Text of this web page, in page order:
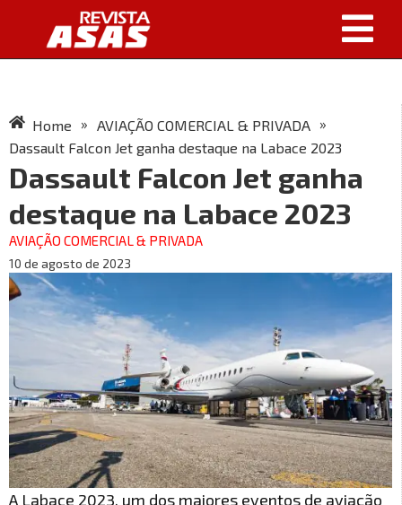
Home » AVIAÇÃO COMERCIAL & PRIVADA »
Dassault Falcon Jet ganha destaque na Labace 2023
Dassault Falcon Jet ganha
destaque na Labace 2023
AVIAÇÃO COMERCIAL & PRIVADA
10 de agosto de 2023
A Labace 2023, um dos maiores eventos de aviação